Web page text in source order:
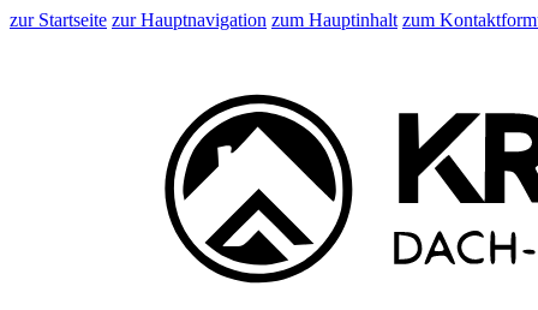
zur Startseite zur Hauptnavigation zum Hauptinhalt zum